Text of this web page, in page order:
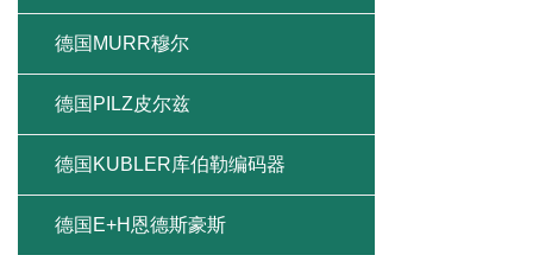
德国MURR穆尔
德国PILZ皮尔兹
德国KUBLER库伯勒编码器
德国E+H恩德斯豪斯